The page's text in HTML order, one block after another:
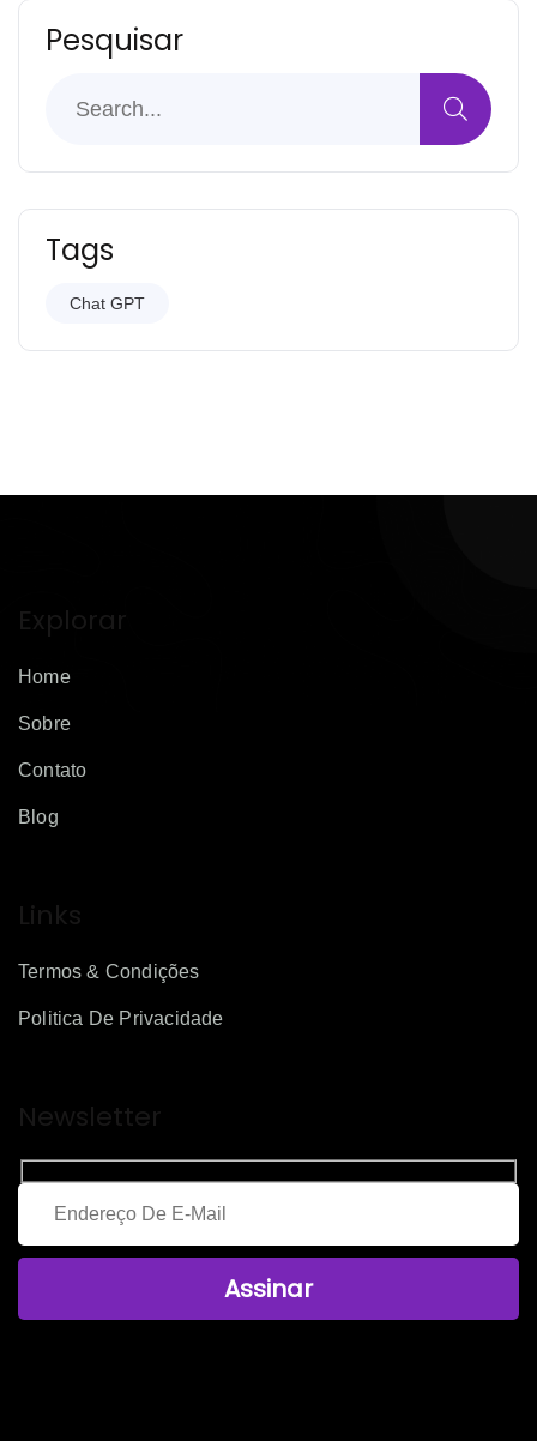
Pesquisar
Tags
Chat GPT
Explorar
Home
Sobre
Contato
Blog
Links
Termos & Condições
Politica De Privacidade
Newsletter
Assinar